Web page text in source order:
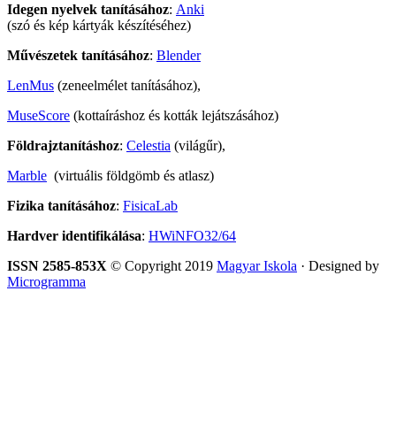
Idegen nyelvek tanításához: Anki
(szó és kép kártyák készítéséhez)
Művészetek tanításához: Blender
LenMus (zeneelmélet tanításához),
MuseScore (kottaíráshoz és kották lejátszásához)
Földrajztanításhoz: Celestia (világűr),
Marble (virtuális földgömb és atlasz)
Fizika tanításához: FisicaLab
Hardver identifikálása: HWiNFO32/64
ISSN 2585-853X © Copyright 2019 Magyar Iskola · Designed by
Microgramma